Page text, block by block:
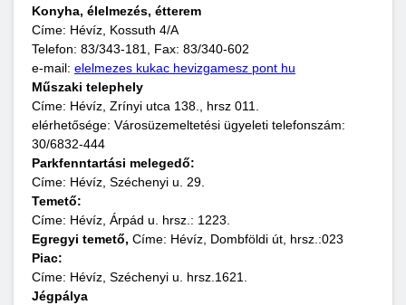
Konyha, élelmezés, étterem
Címe: Hévíz, Kossuth 4/A
Telefon: 83/343-181, Fax: 83/340-602
e-mail: elelmezes kukac hevizgamesz pont hu
Műszaki telephely
Címe: Hévíz, Zrínyi utca 138., hrsz 011.
elérhetősége: Városüzemeltetési ügyeleti telefonszám:
30/6832-444
Parkfenntartási melegedő:
Címe: Hévíz, Széchenyi u. 29.
Temető:
Címe: Hévíz, Árpád u. hrsz.: 1223.
Egregyi temető, Címe: Hévíz, Dombföldi út, hrsz.:023
Piac:
Címe: Hévíz, Széchenyi u. hrsz.1621.
Jégpálya